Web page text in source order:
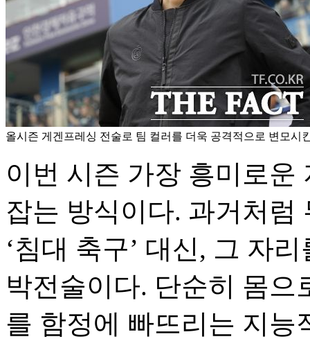
올시즌 게겐프레싱 전술로 팀 컬러를 더욱 공격적으로 변모시
이번 시즌 가장 흥미로운
잡는 방식이다. 과거처럼
‘침대 축구’ 대신, 그 자
박전술이다. 단순히 몸으
를 함정에 빠뜨리는 지능